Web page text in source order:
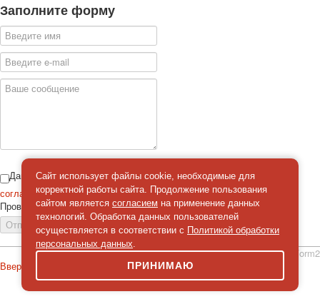
Заполните форму
Даю
согласиена обработку персональных данных
Проверка*
Отправить сообщение
simpleForm2
Вверх
Сайт использует файлы cookie, необходимые для
корректной работы сайта. Продолжение пользования
сайтом является согласием на применение данных
технологий. Обработка данных пользователей
осуществляется в соответствии с Политикой обработки
персональных данных.
ПРИНИМАЮ